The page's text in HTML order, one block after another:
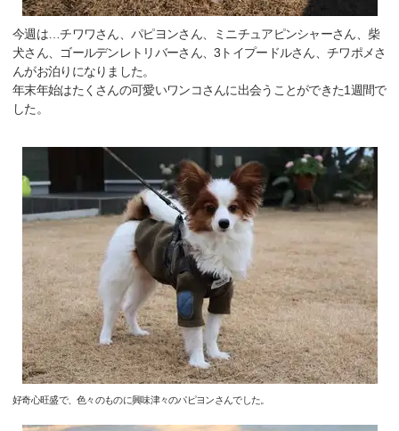
今週は…チワワさん、パピヨンさん、ミニチュアピンシャーさん、柴
犬さん、ゴールデンレトリバーさん、3トイプードルさん、チワポメさ
んがお泊りになりました。
年末年始はたくさんの可愛いワンコさんに出会うことができた1週間で
した。
好奇心旺盛で、色々のものに興味津々のパピヨンさんでした。